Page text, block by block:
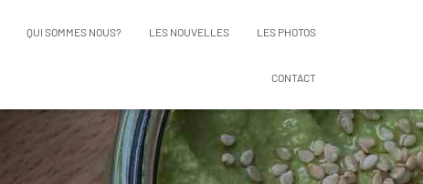
QUI SOMMES NOUS? LES NOUVELLES LES PHOTOS
CONTACT